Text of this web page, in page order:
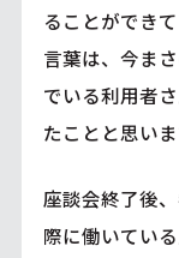
ることができ
言葉は、今ま
でいる利用者
たことと思いま
座談会終了後
際に働いてい